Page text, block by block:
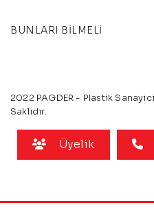
BUNLARI BİLMELİ
2022 PAGDER - Plastik
Saklıdır.
Üyelik